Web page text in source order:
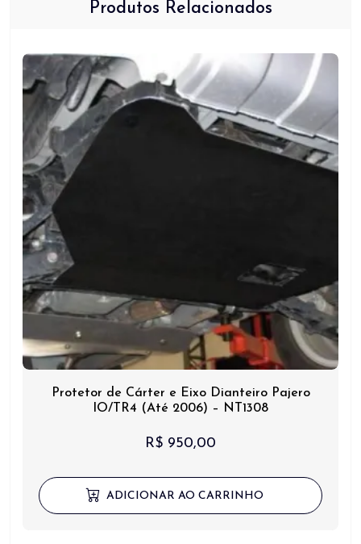
Produtos Relacionados
Protetor de Cárter e Eixo Dianteiro Pajero
IO/TR4 (Até 2006) – NT1308
R$ 950,00
ADICIONAR AO CARRINHO